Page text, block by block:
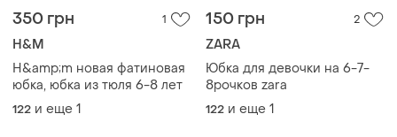
350 грн 1
H&M
H&amp;m новая фатиновая
юбка, юбка из тюля 6-8 лет
122 и еще 1
150 грн 2
ZARA
Юбка для девочки на 6-7-
8рочков zara
122 и еще 1